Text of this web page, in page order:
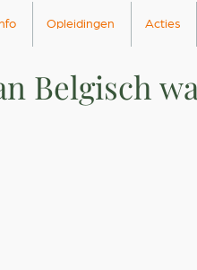
Info Opleidingen Acties
Belgisch